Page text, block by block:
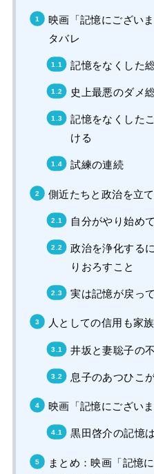
映画「記憶にござい
タバレ
記憶をなくした
史上最悪のダメ
記憶をなくした
ける
試練の連続
側近たちと政治を立
自分がやり始め
政治を浄化する
りおろすこと
実は記憶が戻っ
人としての信用も家
井坂と妻聡子の
息子のあつひこ
映画「記憶にござい
黒田啓介の記憶
まとめ：映画「記憶